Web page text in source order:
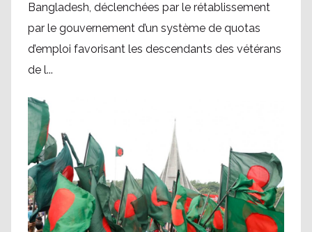
Bangladesh, déclenchées par le rétablissement
par le gouvernement d’un système de quotas
d’emploi favorisant les descendants des vétérans
de l...